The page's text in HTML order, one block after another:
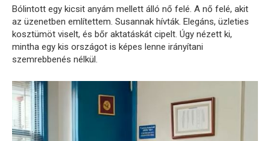
Bólintott egy kicsit anyám mellett álló nő felé. A nő felé, akit
az üzenetben említettem. Susannak hívták. Elegáns, üzleties
kosztümöt viselt, és bőr aktatáskát cipelt. Úgy nézett ki,
mintha egy kis országot is képes lenne irányítani
szemrebbenés nélkül.